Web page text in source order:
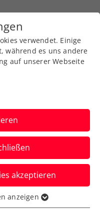
verwendet. Einige
während es uns andere
auf unserer Webseite
akzeptieren
anzeigen